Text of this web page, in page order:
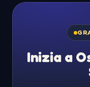
Inizia a